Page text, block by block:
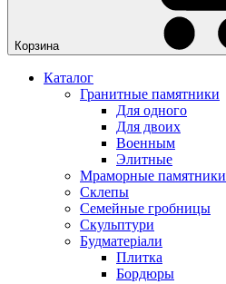
Корзина
Каталог
Гранитные памятники
Для одного
Для двоих
Военным
Элитные
Мраморные памятники
Склепы
Семейные гробницы
Скульптури
Будматеріали
Плитка
Бордюры